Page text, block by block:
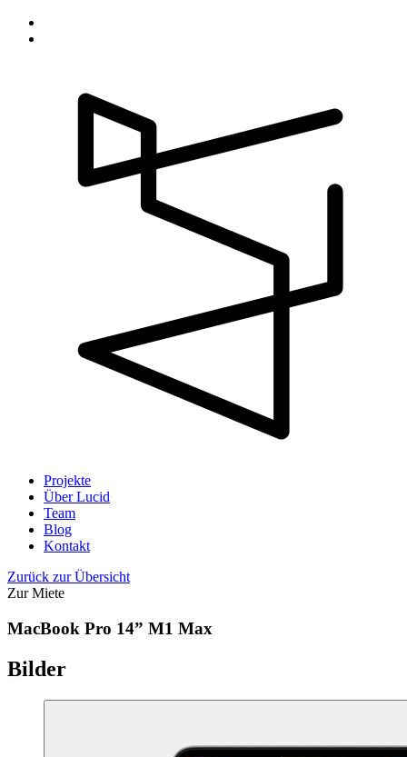
Projekte
Über Lucid
Team
Blog
Kontakt
Zurück zur Übersicht
Zur Miete
MacBook Pro 14” M1 Max
Bilder